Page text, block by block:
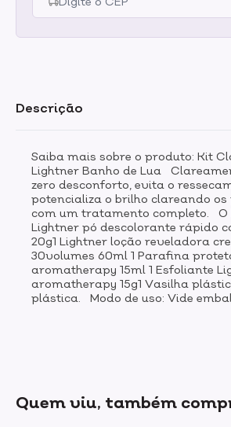
Descrição
Saiba mais sobre o produto: Kit
Lightner Banho de Lua
zero desconforto, evita o
potencializa o brilho clareando os
com um tratamento completo. O
Lightner pó descolorante rápido
20g1 Lightner loção reveladora
30volumes 60ml 1 Parafina
aromatherapy 15ml 1 Esfoliante
aromatherapy 15g1 Vasilha
plástica. Modo de uso: Vide
Quem viu, também